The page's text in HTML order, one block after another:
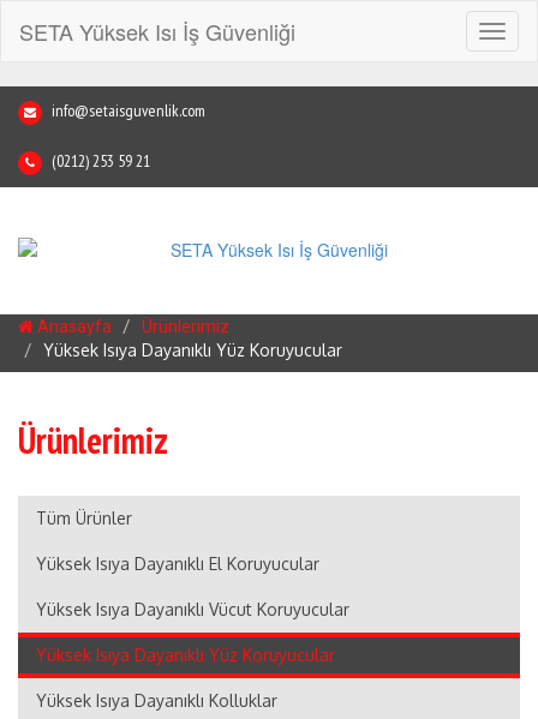
SETA Yüksek Isı İş Güvenliği
info@setaisguvenlik.com
(0212) 253 59 21
Anasayfa Ürünlerimiz
Yüksek Isıya Dayanıklı Yüz Koruyucular
Ürünlerimiz
Tüm Ürünler
Yüksek Isıya Dayanıklı El Koruyucular
Yüksek Isıya Dayanıklı Vücut Koruyucular
Yüksek Isıya Dayanıklı Yüz Koruyucular
Yüksek Isıya Dayanıklı Kolluklar